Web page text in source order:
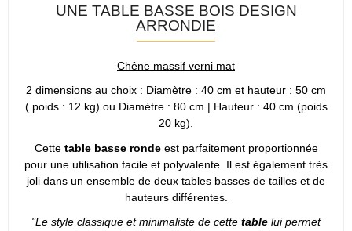
UNE TABLE BASSE BOIS DESIGN
ARRONDIE
Chêne massif verni mat
2 dimensions au choix : Diamètre : 40 cm et hauteur : 50 cm
( poids : 12 kg) ou Diamètre : 80 cm | Hauteur : 40 cm (poids
20 kg).
Cette table basse rondeest parfaitement proportionnée
pour une utilisation facile et polyvalente. Il est également très
joli dans un ensemble de deux tables basses de tailles et de
hauteurs différentes.
"Le style classique et minimaliste de cette table lui permet